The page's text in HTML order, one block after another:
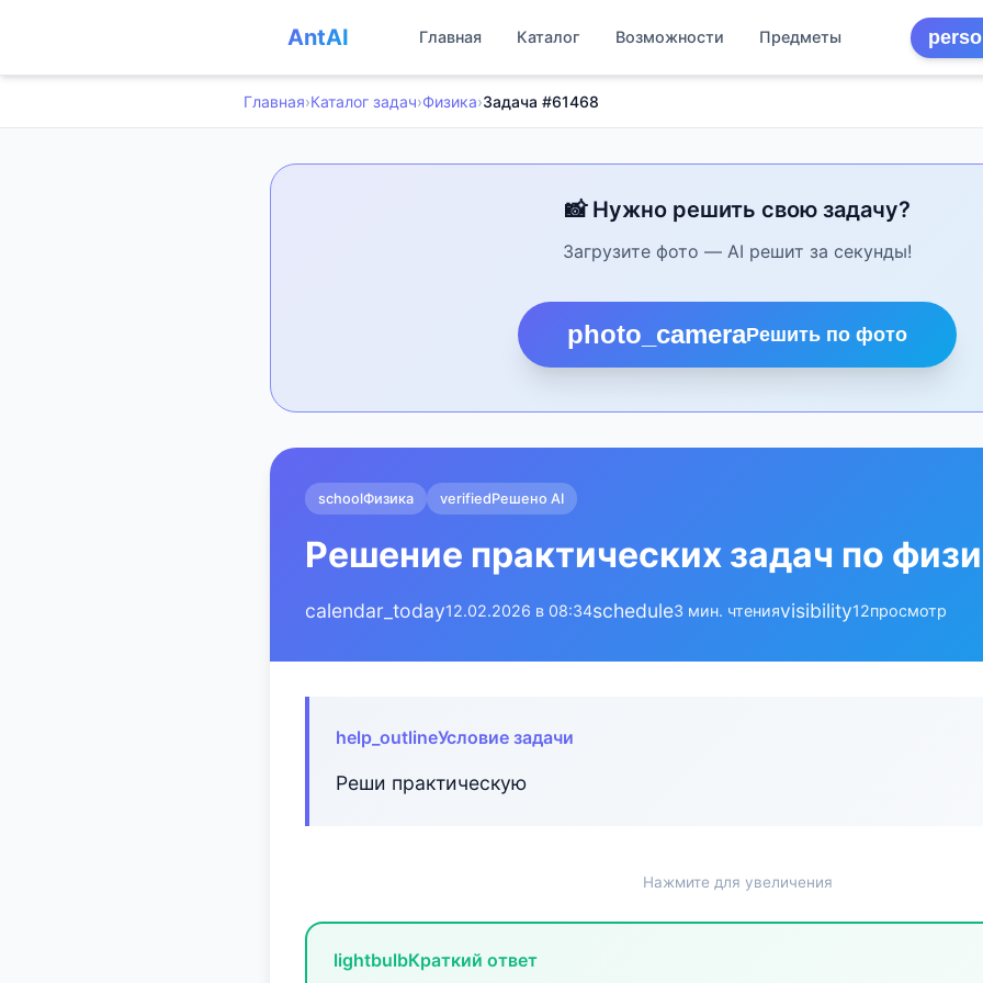
AntAI Главная Каталог Возможности Предметы
Главная›Каталог задач›Физика›Задача #61468
📸 Нужно решить свою задачу?
Загрузите фото — AI решит за секунды!
photo_cameraРешить по фото
schoolФизика verifiedРешено AI
Решение практических задач по
calendar_today12.02.2026 в 08:34schedule3 мин. чтенияvisibility12просмотр
help_outlineУсловие задачи
Реши практическую
Нажмите для увеличения
lightbulbКраткий ответ